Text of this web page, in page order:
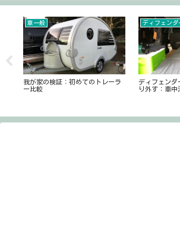
車一般
我が家の検証：初めてのトレーラ
ー比較
ディフェンダ
ディフェンダ
り外す：車中